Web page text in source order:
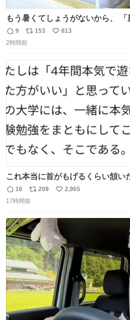
もう暑くてしょうがないから、
のミニチュア」 でも見ていってよ
返
信
9
リ
ポ
ト
数
153
い
数
813
2時間前
これ本当に首がもげるくらい頷い
てきた、大学のサークル紹介冊子
じたので、女子大でもないくせに
た。 高偏差値に行けないならせめ
後がいいです。 https://t.co/
返
信
16
リ
ポ
ト
数
209
い
数
2,965
17時間前